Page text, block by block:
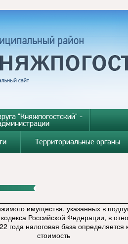
"Княжпогостский" -
Территориальные органы
имущества, указанных в
Российской Федерации, в
года налоговая база определяется
стоимость